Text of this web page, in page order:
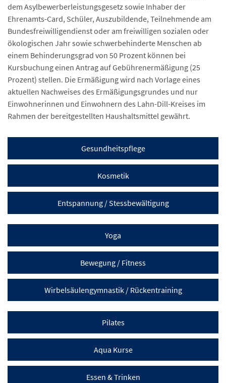
dem Asylbewerberleistungsgesetz sowie Inhaber der
Ehrenamts-Card, Schüler, Auszubildende, Teilnehmende am
Bundesfreiwilligendienst oder am freiwilligen sozialen oder
ökologischen Jahr sowie schwerbehinderte Menschen ab
einem Behinderungsgrad von 50 Prozent können bei
Kursbuchung einen Antrag auf Gebührenermäßigung (25
Prozent) stellen. Die Ermäßigung wird nach Vorlage eines
aktuellen Nachweises des Ermäßigungsgrundes und nur
Einwohnerinnen und Einwohnern des Lahn-Dill-Kreises im
Rahmen der bereitgestellten Haushaltsmittel gewährt.
Gesundheitspflege
Kosmetik
Entspannung / Stessbewältigung
Yoga
Bewegung / Fitness
Wirbelsäulengymnastik / Rückentraining
Pilates
Aqua Kurse
Essen & Trinken